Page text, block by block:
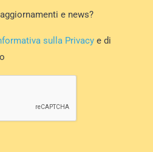
e news?
sulla Privacy e di